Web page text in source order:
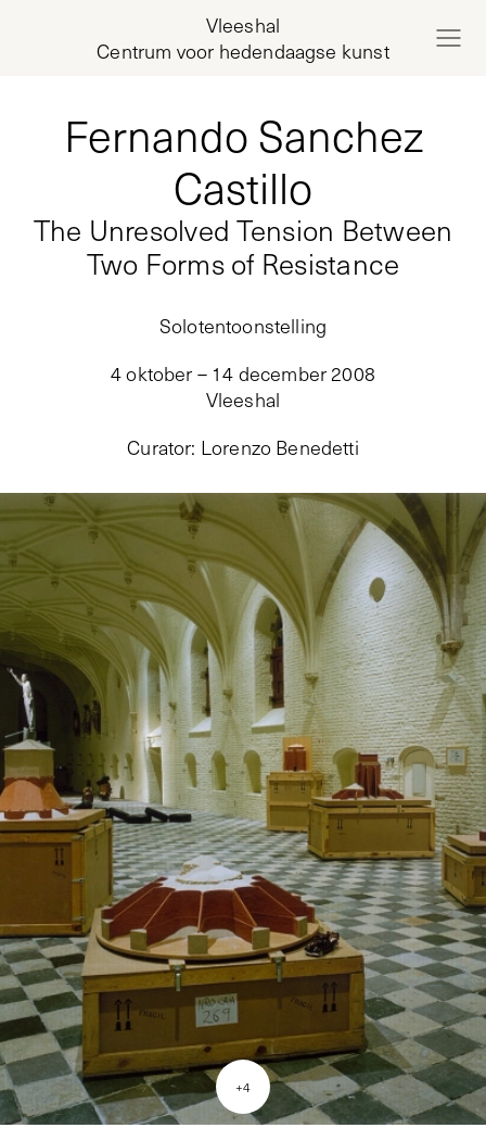
Vleeshal
Centrum voor hedendaagse kunst
The Unresolved Tension Between
Two Forms of Resistance
Fernando Sanchez
Castillo
Solotentoonstelling
4 oktober – 14 december 2008
Vleeshal
Curator: Lorenzo Benedetti
+4